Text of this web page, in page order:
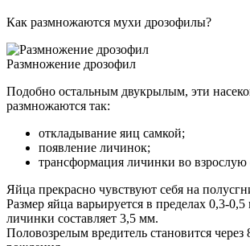
Как размножаются мухи дрозофилы?
Размножение дрозофил
Подобно остальным двукрылым, эти
размножаются так:
откладывание яиц самкой;
появление личинок;
трансформация личинки во взрослую
Яйца прекрасно чувствуют себя на
Размер яйца варьируется в пределах 0,3-
личинки составляет 3,5 мм.
Половозрелым вредитель становится через